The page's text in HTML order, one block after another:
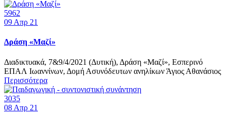
5962
09 Απρ 21
Δράση «Μαζί»
Διαδικτυακά, 7&9/4/2021 (Δυτική), Δράση «Μαζί», Εσπερινό
ΕΠΑΛ Ιωαννίνων, Δομή Ασυνόδευτων ανηλίκων Άγιος Αθανάσιος
Περισσότερα
3035
08 Απρ 21